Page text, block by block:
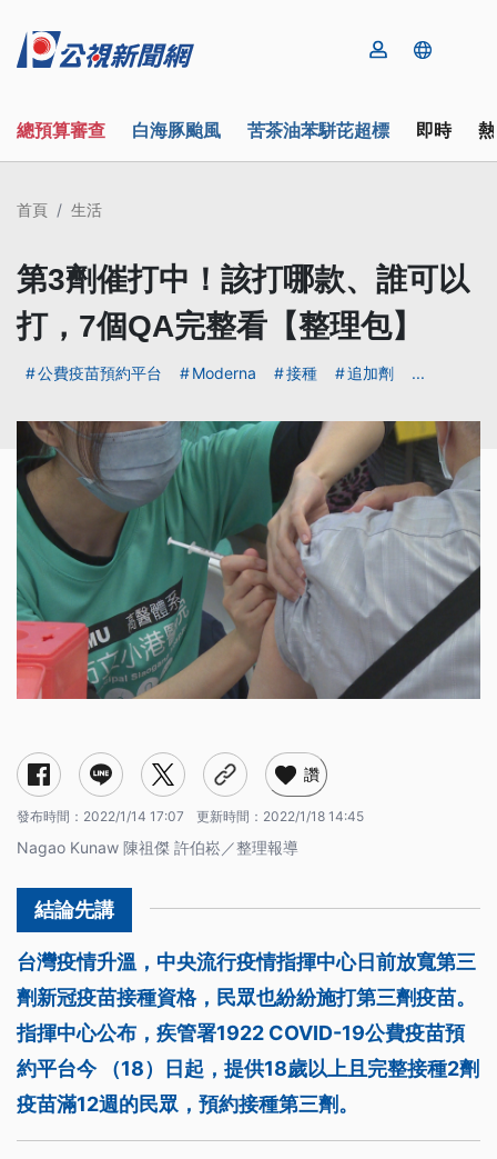
總預算審查 白海豚颱風 苦茶油苯駢芘超標 即時
首頁 生活
第3劑催打中！該打哪款、誰可以
打，7個QA完整看【整理包】
公費疫苗預約平台 Moderna 接種 追加劑 ...
Q1：我符合施打資格嗎？
Ｑ2：第三劑有什麼疫苗選擇？該打哪款？
Ｑ3：想打第三劑 要去哪裡預約？
Ｑ4：已經在地方預約系統完成預約，怎麼辦？
Q5：台北市本期會加入嗎？
Ｑ6：在國外打過疫苗 返國可以打第三劑嗎？
Ｑ7：1922預約平台外，有其他管道可預約追加劑嗎？
讚
發布時間： 2022/1/14 17:07 更新時間： 2022/1/18 14:45
Nagao Kunaw 陳祖傑 許伯崧／整理報導
台灣疫情升溫，中央流行疫情指揮中心日前放寬第三
劑新冠疫苗接種資格，民眾也紛紛施打第三劑疫苗。
指揮中心公布，疾管署1922 COVID-19公費疫苗預
約平台今 （18）日起，提供18歲以上且完整接種2劑
疫苗滿12週的民眾，預約接種第三劑。